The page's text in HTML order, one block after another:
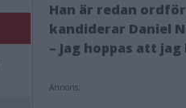
Han är redan
kandiderar Daniel
– Jag hoppas att
Annons: